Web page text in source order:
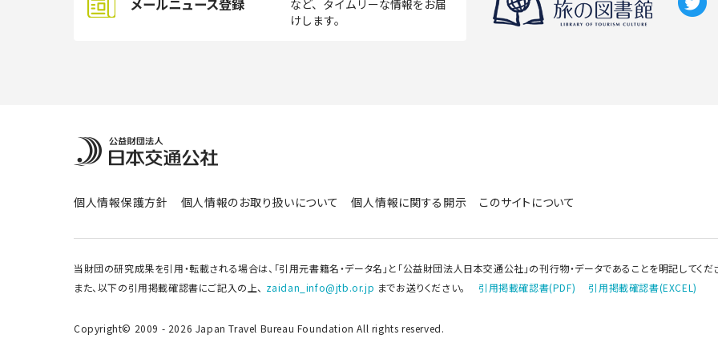
メールニュース登録
など、タイムリーな情報をお届
けします。
個人情報保護方針 個人情報のお取り扱いについて 個人情報に関する開示 このサイトについて
当財団の研究成果を引用・転載される場合は、「引用元書籍名・データ名」と「公益財団法人日本交通公社」の刊行物・データであることを明記してくだ
また、以下の引用掲載確認書にご記入の上、 zaidan_info@jtb.or.jp までお送りください。 引用掲載確認書(PDF) 引用掲載確認書(EXCEL)
Copyright© 2009 - 2026 Japan Travel Bureau Foundation All rights reserved.